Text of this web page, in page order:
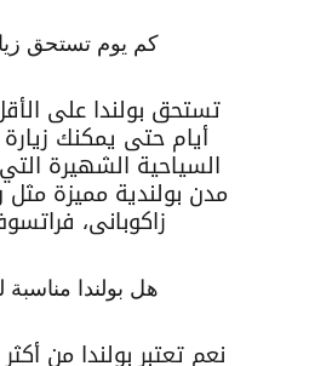
كم يوم تستحق
أيام حتى يمكنك
السياحية الشهيرة
مدن بولندية مميزة مثل
زاكوبانى،
هل بولندا مناسبة
نعم تعتبر بولندا من